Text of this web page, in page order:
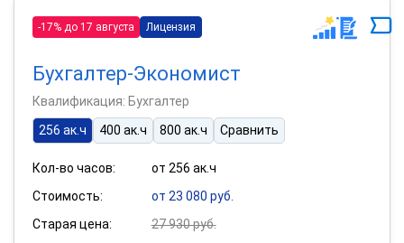
-17% до 17 августа Лицензия
Бухгалтер-Экономист
Квалификация: Бухгалтер
256 ак.ч
400 ак.ч 800 ак.ч Сравнить
Кол-во часов:
от 256 ак.ч
Стоимость:
от 23 080 руб.
Старая цена:
27 930 руб.